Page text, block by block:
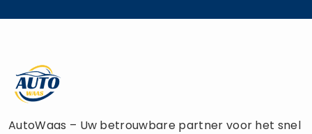
AutoWaas – Uw betrouwbare partner voor het snel